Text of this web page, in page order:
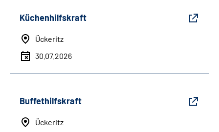
Küchenhilfskraft
Ückeritz
30.07.2026
Buffethilfskraft
Ückeritz